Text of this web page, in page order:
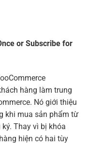
or Subscribe for
hàng làm trung
Nó giới thiệu
khi mua sản phẩm từ
Thay vì bị khóa
hiện có hai tùy